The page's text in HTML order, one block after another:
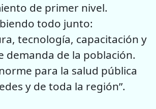
de primer nivel.
todo junto:
tecnología, capacitación y
demanda de la población.
para la salud pública
y de toda la región”.